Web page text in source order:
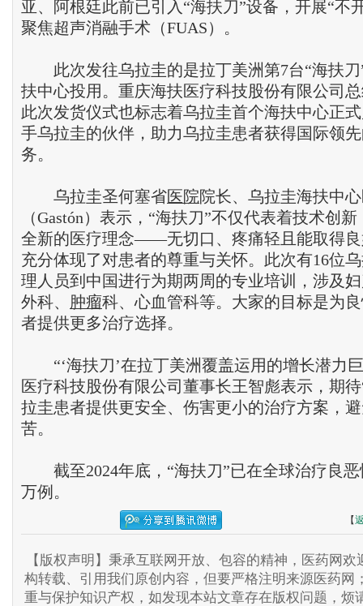
亚、阿根廷此前已引入“海扶刀”设备，开展“不
聚焦超声消融手术（FUAS）。
此次发往乌拉圭的是拉丁美洲第7台“海扶刀
扶中心投用。重庆海扶医疗科技股份有限公司
此次发货仪式也标志着乌拉圭首个海扶中心正
手乌拉圭的伙伴，助力乌拉圭患者获得国际领
务。
乌拉圭圣何塞省医院院长、乌拉圭海扶中
（Gastón）表示，“海扶刀”不仅代表着技术创
全新的医疗理念——无切口、疼痛轻且能取得
充分体现了对患者的尊重与关怀。此次有16位
理人员到中国进行为期两周的专业培训，涉及
外科、 肿瘤科、心血管科等。大家的目标是为
者提供更多治疗选择。
“‘海扶刀’在拉丁美洲覆盖运用的增长潜力
医疗科技股份有限公司董事长王智彪表示，期
拉圭患者提供更安全、伤害更小的治疗方案，
苦。
截至2024年底，“海扶刀”已在全球治疗良恶
万例。
【
【版权声明】秉承互联网开放、包容的精神，医药网
构转载、引用我们原创内容，但要严格注明来源医药网
重与保护知识产权，如发现本站文章存在版权问题，烦